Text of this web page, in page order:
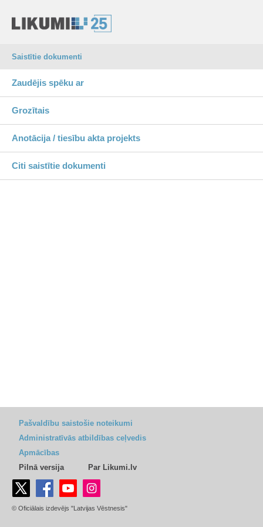
Saistītie dokumenti
Zaudējis spēku ar
Grozītais
Anotācija / tiesību akta projekts
Citi saistītie dokumenti
Pašvaldību saistošie noteikumi
Administratīvās atbildības ceļvedis
Apmācības
Pilnā versija
Par Likumi.lv
© Oficiālais izdevējs "Latvijas Vēstnesis"